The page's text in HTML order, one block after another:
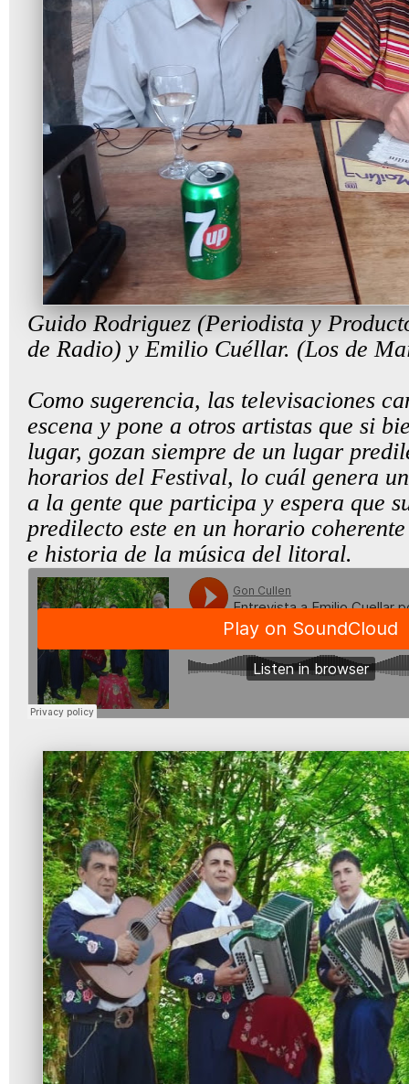
Guido Rodriguez (Periodista y
de Radio) y Emilio Cuéllar. (Los de
Como sugerencia, las televisaciones
escena y pone a otros artistas que si
lugar, gozan siempre de un lugar
horarios del Festival, lo cuál genera
a la gente que participa y espera que
predilecto este en un horario
e historia de la música del litoral.